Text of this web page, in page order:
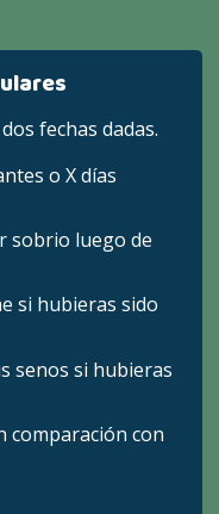
fechas dadas.
o X días
sobrio luego de
si hubieras sido
senos si hubieras
comparación con